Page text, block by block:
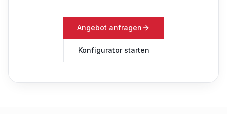
Angebot anfragen
Konfigurator starten